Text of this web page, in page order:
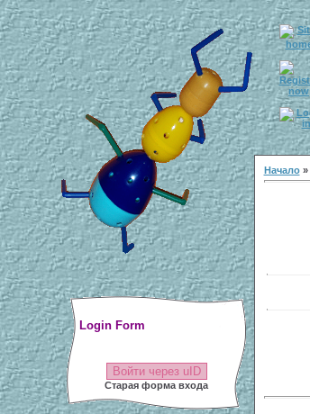
Login Form
Войти через uID
Старая форма входа
Начало»